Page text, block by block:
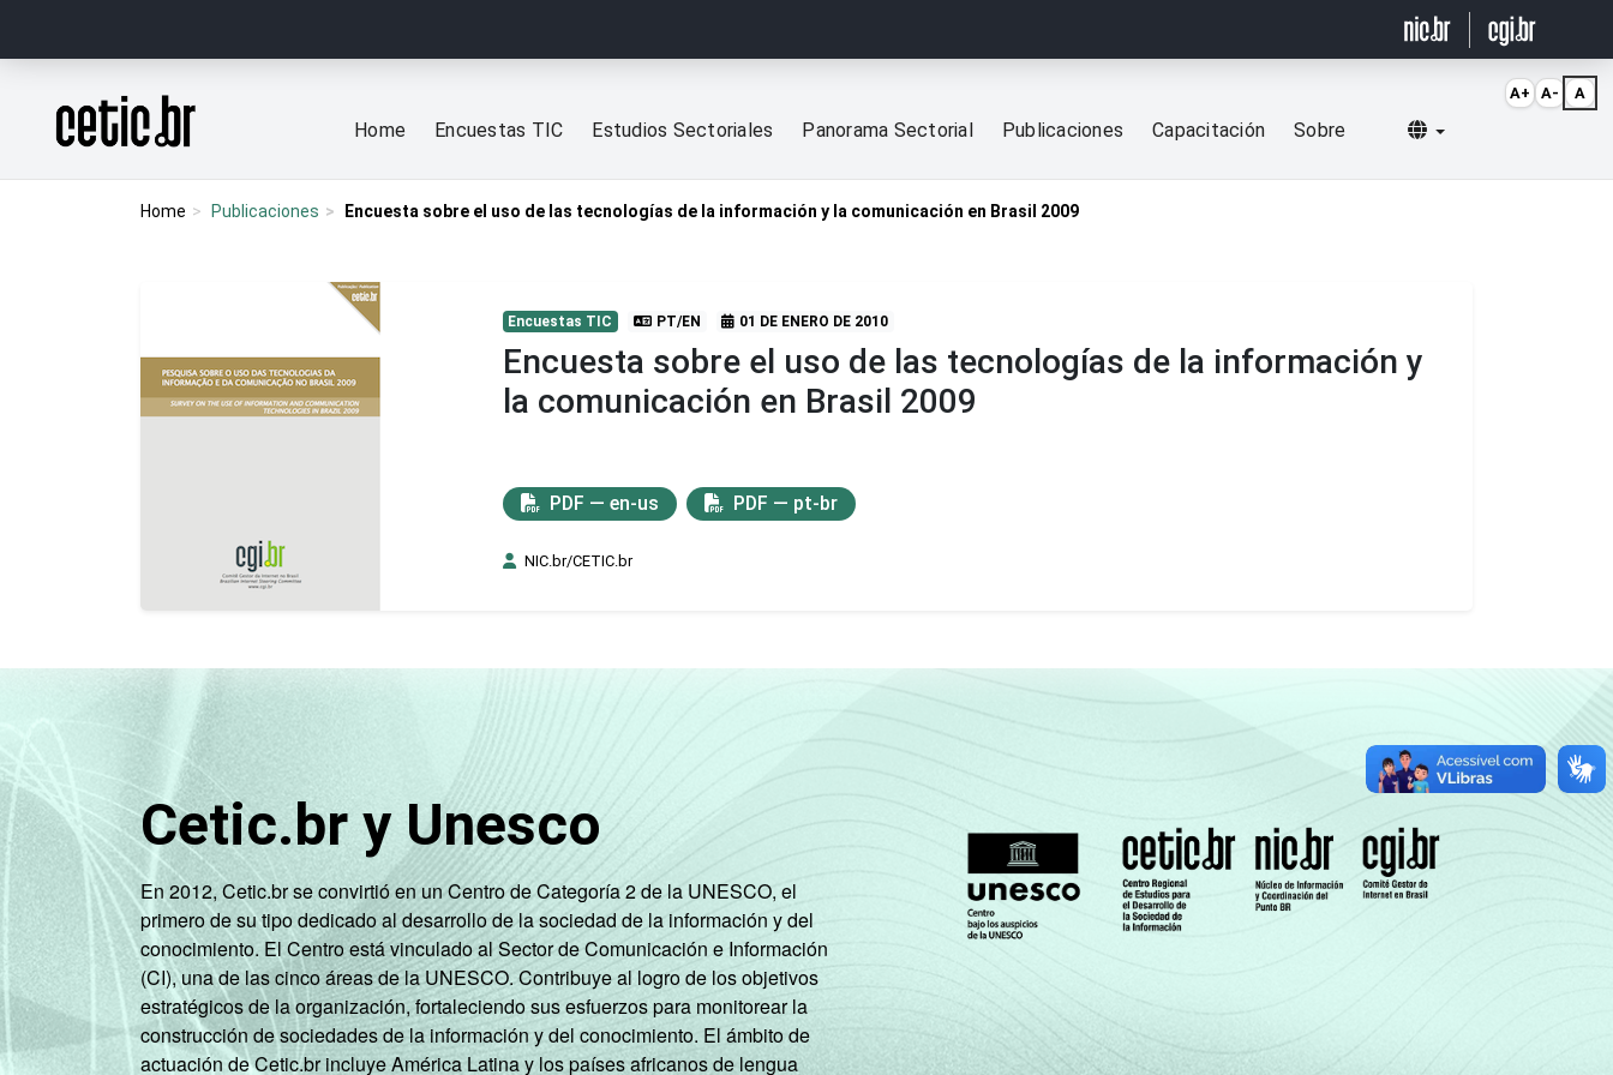
Página inicial
Home Encuestas TIC Estudios Sectoriales Panorama Sectorial Publicaciones Capacitación Sobre Selecionar idioma
Home Publicaciones Encuesta sobre el uso de las tecnologías de la información y la comunicación en Brasil 2009
Encuestas TIC PT/EN 01 DE ENERO DE 2010
Encuesta sobre el uso de las tecnologías de la información y
la comunicación en Brasil 2009
PDF — en-us PDF — pt-br
NIC.br/CETIC.br
Cetic.br y Unesco
En 2012, Cetic.br se convirtió en un Centro de Categoría 2 de la UNESCO, el
primero de su tipo dedicado al desarrollo de la sociedad de la información y del
conocimiento. El Centro está vinculado al Sector de Comunicación e Información
(CI), una de las cinco áreas de la UNESCO. Contribuye al logro de los objetivos
estratégicos de la organización, fortaleciendo sus esfuerzos para monitorear la
construcción de sociedades de la información y del conocimiento. El ámbito de
actuación de Cetic.br incluye América Latina y los países africanos de lengua
A+ A- A